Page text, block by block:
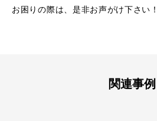
お困りの際は、是非お声がけ下さい！
関連事例